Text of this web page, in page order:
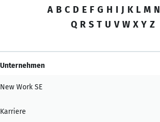
A B C D E F G H I J K L M N
Q R S T U V W X Y Z
Unternehmen
New Work SE
Karriere